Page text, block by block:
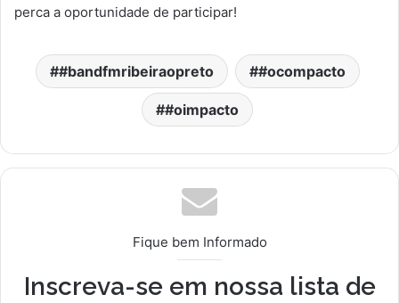
perca a oportunidade de participar!
#bandfmribeiraopreto #ocompacto
#oimpacto
Fique bem Informado
Inscreva-se em nossa lista de